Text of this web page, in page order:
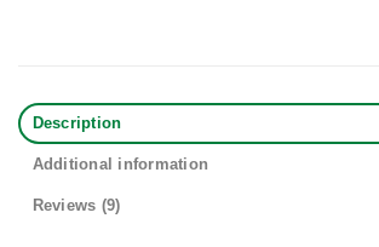
Description
Additional information
Reviews (9)